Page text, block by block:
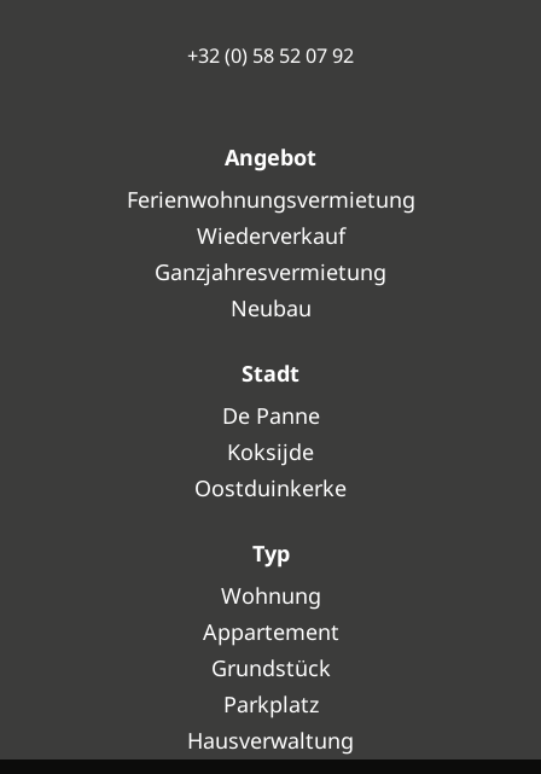
+32 (0) 58 52 07 92
Angebot
Ferienwohnungsvermietung
Wiederverkauf
Ganzjahresvermietung
Neubau
Stadt
De Panne
Koksijde
Oostduinkerke
Typ
Wohnung
Appartement
Grundstück
Parkplatz
Hausverwaltung